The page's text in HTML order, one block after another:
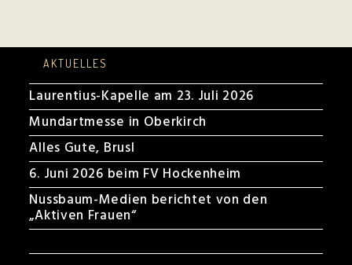
AKTUELLES
Laurentius-Kapelle am 23. Juli 2026
Mundartmesse in Oberkirch
Alles Gute, Brusl
6. Juni 2026 beim FV Hockenheim
Nussbaum-Medien berichtet von den
„Aktiven Frauen“